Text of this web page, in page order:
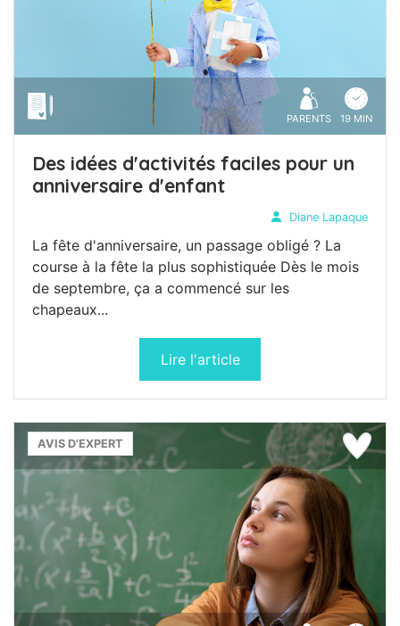
PARENTS 19 MIN
Des idées d'activités faciles pour un
anniversaire d'enfant
Diane Lapaque
La fête d'anniversaire, un passage obligé ? La
course à la fête la plus sophistiquée Dès le mois
de septembre, ça a commencé sur les
chapeaux...
Lire l'article
AVIS D'EXPERT